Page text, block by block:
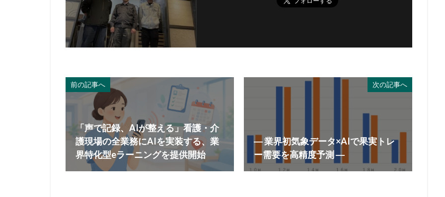
前の記事へ
「声で記録、AIが整える」看護・介
護現場の全業務にAIを実装する、業
界特化型eラーニングを提供開始
次の記事へ
― 業界初気象データ×AIで果実トレ
ー需要を高精度予測 ―